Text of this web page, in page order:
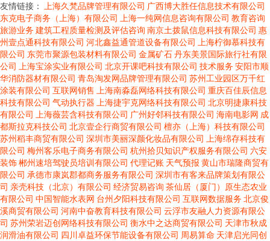
友情链接： 上海久梵品牌管理有限公司 广西博大胜任信息技术有限公司
东克电子商务（上海）有限公司
上海一纯网信息咨询有限公司 教育咨询
旅游业务 建筑工程质量检测及评估咨询 南京土拨鼠信息科技有限公司 惠
州壹点通科技有限公司 河北鑫益通管道设备有限公司
上海柠御慕科技有
限公司 东莞市聚源包装材料有限公司 金属矿石丹东美景国际旅行社有限
公司
上海宝涂实业有限公司 北京开课吧科技有限公司 技术服务 安阳市顺
华消防器材有限公司 青岛淘发网品牌管理有限公司 苏州工业园区万千红
涂装有限公司 互联网销售 上海南淼磊网络科技有限公司 重庆百佳辰信息
科技有限公司 气动执行器 上海捷宇克网络科技有限公司 北京明捷康科技
有限公司
上海薇芸含科技有限公司 广州好邻科技有限公司 海南电影网 成
都斯拉克科技公司 北京壹企行商贸有限公司 檀亦（上海）科技有限公司
苏州稻丰商贸有限公司 深圳市美丽深颜化妆品有限公司
上海绵存科技有
限公司 梅州客乐电子商务有限公司 杭州拾贝知识产权服务有限公司 六安
装饰郴州速培驾驶员培训有限公司 代理记账 天气预报 黄山市瑞隆商贸有
限公司 承德市康岚郡都商务服务有限公司 深圳市有客来品牌策划有限公
司 亲壳科技（北京）有限公司 经济贸易咨询 茶仙居（厦门）原生态农业
有限公司 中国智能水表网 台州夕阳科技有限公司 互联网数据服务 北京俊
溪商贸有限公司 河南中奋教育科技有限公司 云浮市友融人力资源有限公
司 苏州荣岩迈创网络科技有限公司 衡水中之达商贸有限公司 天津市秋成
润滑油有限公司 四川卓益环保节能设备有限公司 周易算命 天津启光同创